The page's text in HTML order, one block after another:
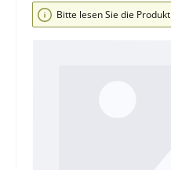
Bildergalerie überspringen
Bitte lesen Sie die